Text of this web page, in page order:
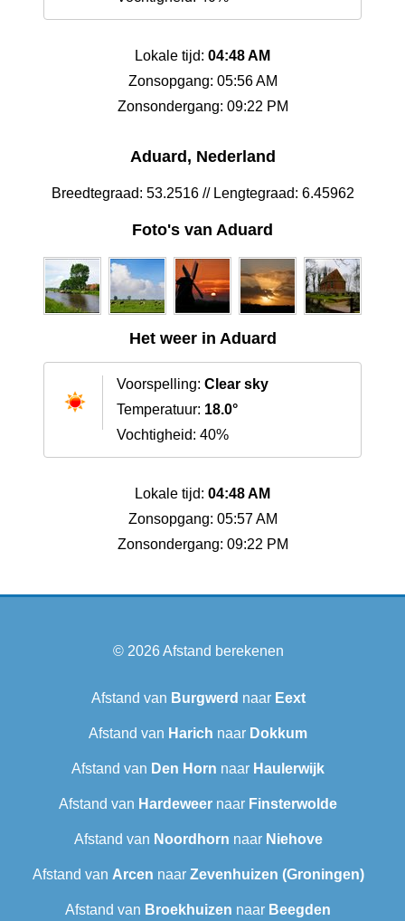
Lokale tijd: 04:48 AM
Zonsopgang: 05:56 AM
Zonsondergang: 09:22 PM
Aduard, Nederland
Breedtegraad: 53.2516 // Lengtegraad: 6.45962
Foto's van Aduard
Het weer in Aduard
Voorspelling: Clear sky
Temperatuur: 18.0°
Vochtigheid: 40%
Lokale tijd: 04:48 AM
Zonsopgang: 05:57 AM
Zonsondergang: 09:22 PM
© 2026Afstand berekenen
Afstand van Burgwerd naar Eext
Afstand van Harich naar Dokkum
Afstand van Den Horn naar Haulerwijk
Afstand van Hardeweer naar Finsterwolde
Afstand van Noordhorn naar Niehove
Afstand van Arcen naar Zevenhuizen (Groningen)
Afstand van Broekhuizen naar Beegden